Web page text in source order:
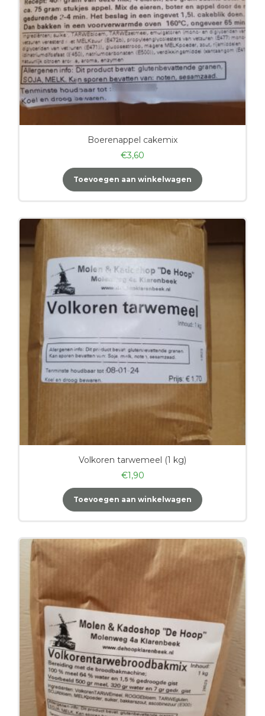
Boerenappel cakemix
€3,60
Toevoegen aan winkelwagen
Volkoren tarwemeel (1 kg)
€1,90
Toevoegen aan winkelwagen